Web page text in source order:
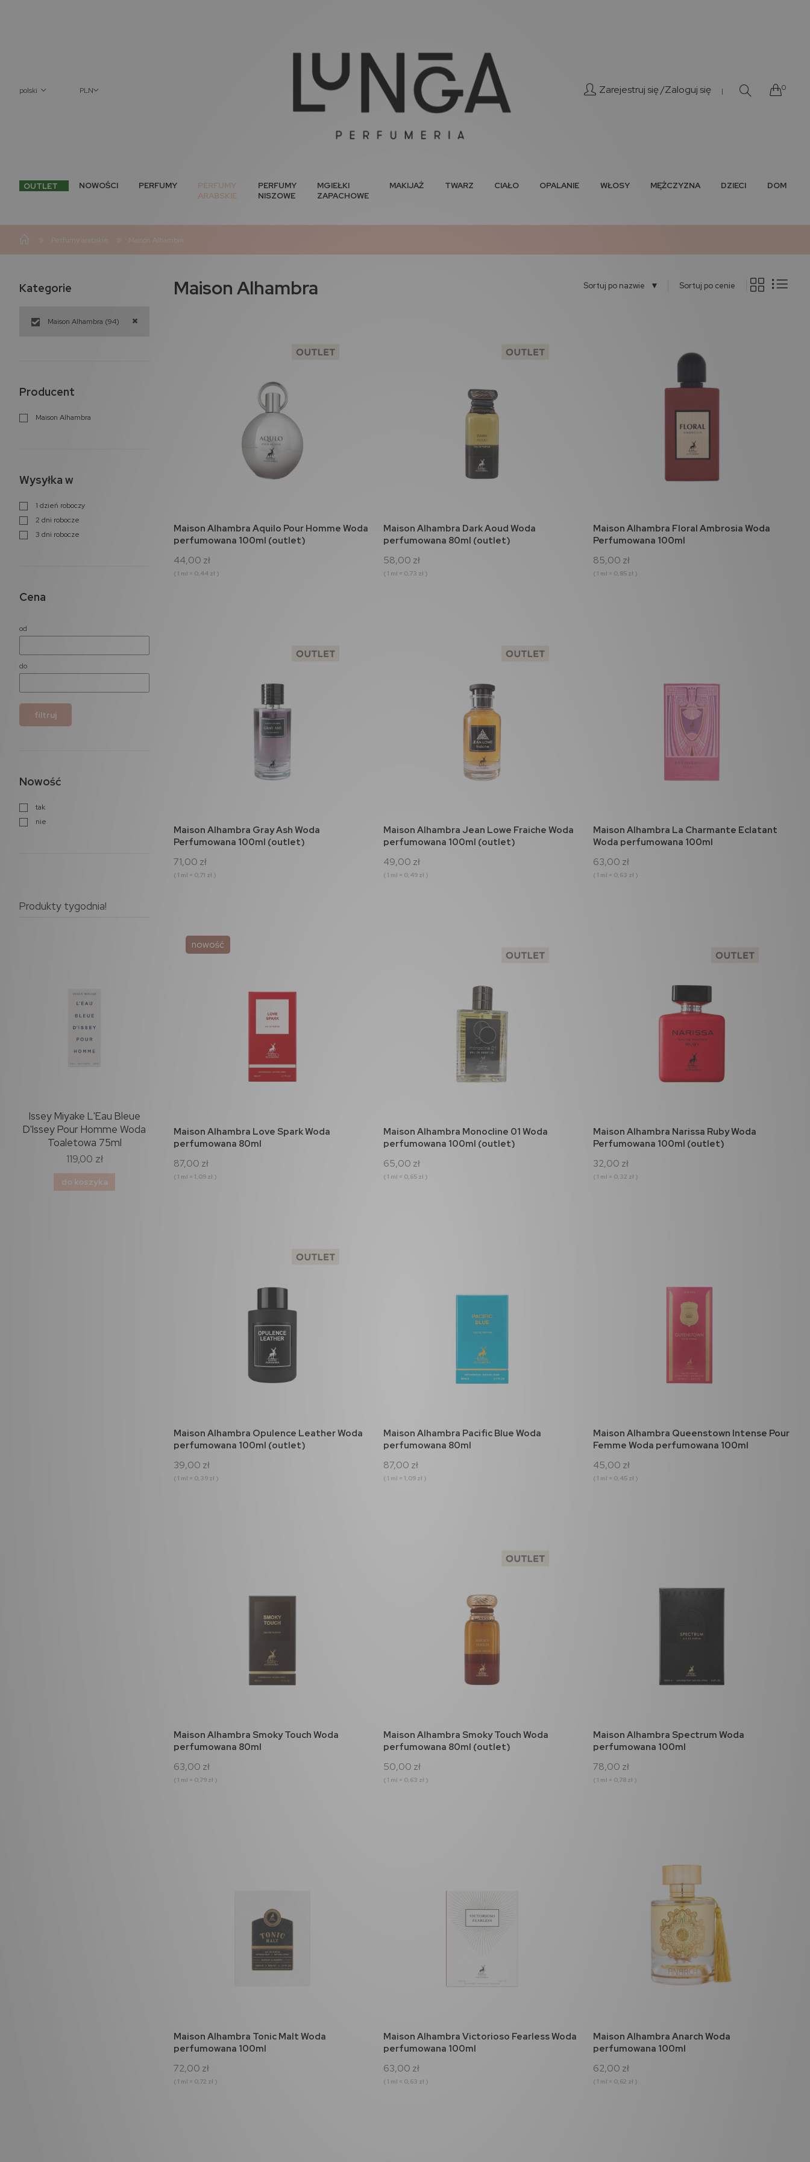
polski PLN Zarejestruj się /Zaloguj się | 0
OUTLET NOWOŚCI PERFUMY
PERFUMY
ARABSKIE
PERFUMY
NISZOWE
MGIEŁKI
ZAPACHOWE
MAKIJAŻ TWARZ CIAŁO OPALANIE WŁOSY MĘŻCZYZNA DZIECI DOM
» Perfumy arabskie » Maison Alhambra
Kategorie
Maison Alhambra (94)
Producent
Maison Alhambra
Wysyłka w
1 dzień roboczy
2 dni robocze
3 dni robocze
Cena
od
do
filtruj
Nowość
tak
nie
Produkty tygodnia!
Issey Miyake L'Eau Bleue
D'Issey Pour Homme Woda
Toaletowa 75ml
119,00 zł
do koszyka
perfumowana 75ml
102,00 zł
do koszyka
Homme Woda
perfumowana 90ml
Perfumowana 50ml
Maison Alhambra Sortuj po nazwie ▼ Sortuj po cenie
do koszyka
Maison Alhambra Aquilo Pour Homme Woda
perfumowana 100ml (outlet)
44,00 zł
( 1 ml = 0,44 zł )
do koszyka
Maison Alhambra Dark Aoud Woda
perfumowana 80ml (outlet)
58,00 zł
( 1 ml = 0,73 zł )
do koszyka
Maison Alhambra Floral Ambrosia Woda
Perfumowana 100ml
85,00 zł
( 1 ml = 0,85 zł )
do koszyka
Maison Alhambra Gray Ash Woda
Perfumowana 100ml (outlet)
71,00 zł
( 1 ml = 0,71 zł )
do koszyka
Maison Alhambra Jean Lowe Fraiche Woda
perfumowana 100ml (outlet)
49,00 zł
( 1 ml = 0,49 zł )
do koszyka
Maison Alhambra La Charmante Eclatant
Woda perfumowana 100ml
63,00 zł
( 1 ml = 0,63 zł )
do koszyka
Maison Alhambra Love Spark Woda
perfumowana 80ml
87,00 zł
( 1 ml = 1,09 zł )
nowość
do koszyka
Maison Alhambra Monocline 01 Woda
perfumowana 100ml (outlet)
65,00 zł
( 1 ml = 0,65 zł )
do koszyka
Maison Alhambra Narissa Ruby Woda
Perfumowana 100ml (outlet)
32,00 zł
( 1 ml = 0,32 zł )
do koszyka
Maison Alhambra Opulence Leather Woda
perfumowana 100ml (outlet)
39,00 zł
( 1 ml = 0,39 zł )
do koszyka
Maison Alhambra Pacific Blue Woda
perfumowana 80ml
87,00 zł
( 1 ml = 1,09 zł )
do koszyka
Maison Alhambra Queenstown Intense Pour
Femme Woda perfumowana 100ml
45,00 zł
( 1 ml = 0,45 zł )
do koszyka
Maison Alhambra Smoky Touch Woda
perfumowana 80ml
63,00 zł
( 1 ml = 0,79 zł )
do koszyka
Maison Alhambra Smoky Touch Woda
perfumowana 80ml (outlet)
50,00 zł
( 1 ml = 0,63 zł )
do koszyka
Maison Alhambra Spectrum Woda
perfumowana 100ml
78,00 zł
( 1 ml = 0,78 zł )
do koszyka
Maison Alhambra Tonic Malt Woda
perfumowana 100ml
72,00 zł
( 1 ml = 0,72 zł )
do koszyka
Maison Alhambra Victorioso Fearless Woda
perfumowana 100ml
63,00 zł
( 1 ml = 0,63 zł )
do koszyka
Maison Alhambra Anarch Woda
perfumowana 100ml
62,00 zł
( 1 ml = 0,62 zł )